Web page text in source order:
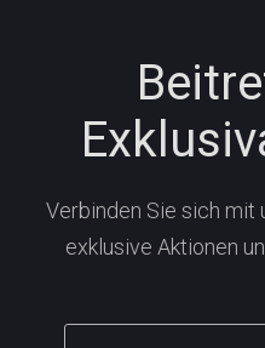
Verbinden Sie sich mit
exklusive Aktionen